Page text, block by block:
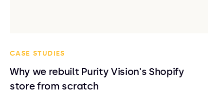
CASE STUDIES
Why we rebuilt Purity Vision's Shopify
store from scratch